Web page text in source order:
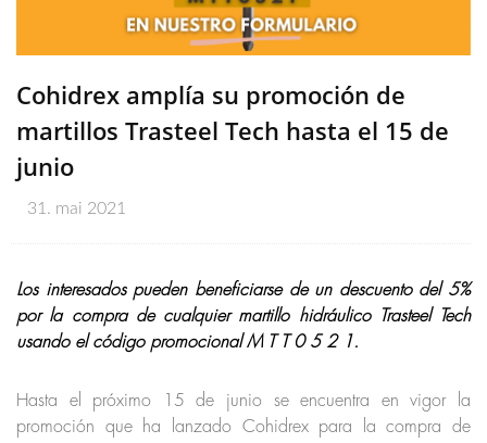
Cohidrex amplía su promoción de
martillos Trasteel Tech hasta el 15 de
junio
31. mai 2021
Los interesados pueden beneficiarse de un descuento del 5%
por la compra de cualquier martillo hidráulico Trasteel Tech
usando el código promocional M T T 0 5 2 1.
Hasta el próximo 15 de junio se encuentra en vigor la
promoción que ha lanzado Cohidrex para la compra de